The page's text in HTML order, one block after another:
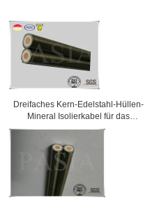
Dreifaches Kern-Edelstahl-Hüllen-
Mineral Isolierkabel für das
Zivilschnee-Schmelzen